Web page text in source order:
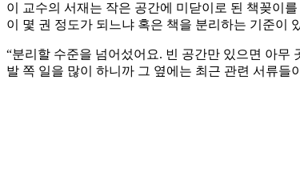
이 교수의 서재는 작은 공간에 미닫이로 된 책꽂이
이 몇 권 정도가 되느냐 혹은 책을 분리하는 기준이
“분리할 수준을 넘어섰어요. 빈 공간만 있으면 아무
발 쪽 일을 많이 하니까 그 옆에는 최근 관련 서류